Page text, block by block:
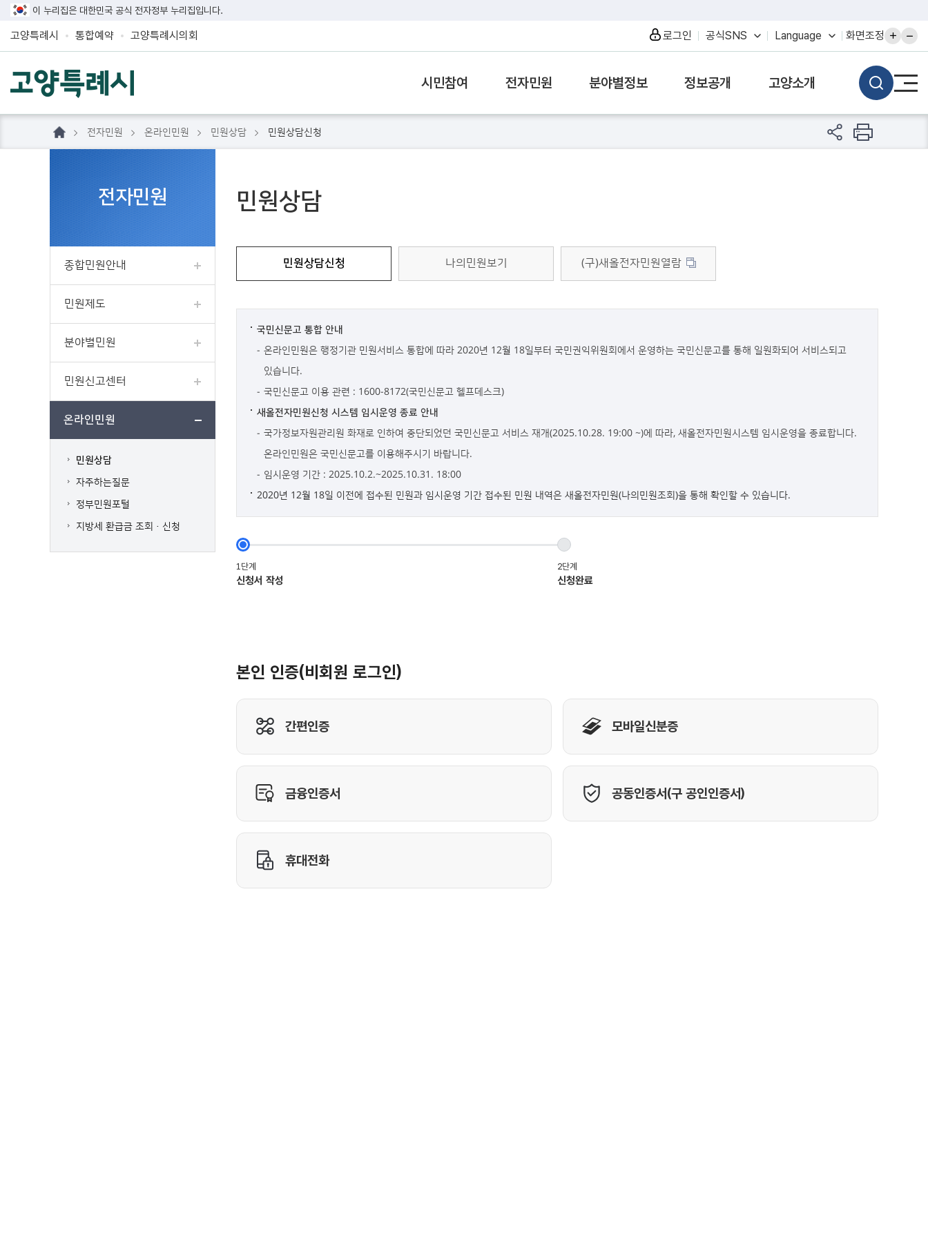
이 누리집은 대한민국 공식 전자정부 누리집입니다.
고양특례시 통합예약 고양특례시의회 로그인 공식SNS Language 화면조정
시민참여 전자민원 분야별정보 정보공개 고양소개
전자민원 온라인민원 민원상담 민원상담신청
전자민원
종합민원안내
민원제도
분야별민원
민원신고센터
온라인민원
민원상담
자주하는질문
정부민원포털
지방세 환급금 조회·신청
민원상담
민원상담신청 나의민원보기 (구)새올전자민원열람
국민신문고 통합 안내
온라인민원은 행정기관 민원서비스 통합에 따라 2020년 12월 18일부터 국민권익위원회에서 운영하는 국민신문고를 통해 일원화되어 서비스되고
있습니다.
국민신문고 이용 관련 : 1600-8172(국민신문고 헬프데스크)
새올전자민원신청 시스템 임시운영 종료 안내
국가정보자원관리원 화재로 인하여 중단되었던 국민신문고 서비스 재개(2025.10.28. 19:00 ~)에 따라, 새올전자민원시스템 임시운영을 종료합니다.
온라인민원은 국민신문고를 이용해주시기 바랍니다.
임시운영 기간 : 2025.10.2.~2025.10.31. 18:00
2020년 12월 18일 이전에 접수된 민원과 임시운영 기간 접수된 민원 내역은 새올전자민원(나의민원조회)을 통해 확인할 수 있습니다.